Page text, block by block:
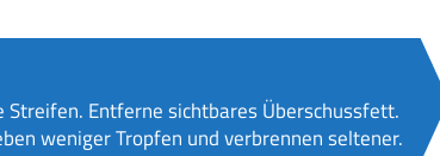
Entferne sichtbares Überschussfett.
weniger Tropfen und verbrennen seltener.